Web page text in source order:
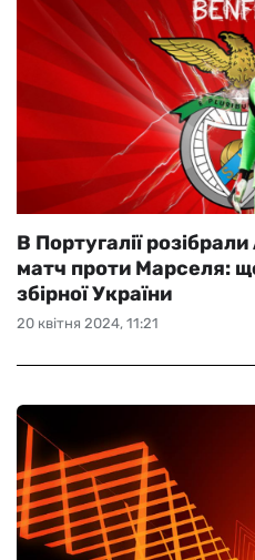
20 квітня 2024, 11:21
В Португалії
матч проти Марселя:
збірної України